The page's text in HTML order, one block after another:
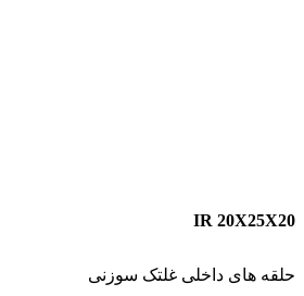
IR 20X25X20
حلقه های داخلی غلتک سوزنی